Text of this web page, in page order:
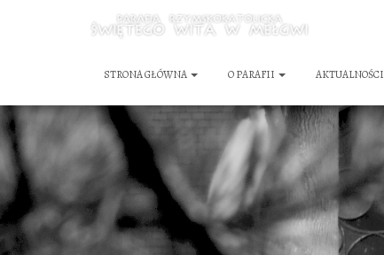
STRONA GŁÓWNA O PARAFII AKTUALNOŚCI